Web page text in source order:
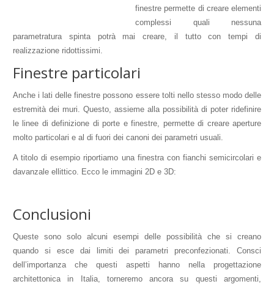
finestre permette di creare elementi
complessi quali nessuna
parametratura spinta potrà mai creare, il tutto con tempi di
realizzazione ridottissimi.
Finestre particolari
Anche i lati delle finestre possono essere tolti nello stesso modo delle
estremità dei muri. Questo, assieme alla possibilità di poter ridefinire
le linee di definizione di porte e finestre, permette di creare aperture
molto particolari e al di fuori dei canoni dei parametri usuali.
A titolo di esempio riportiamo una finestra con fianchi semicircolari e
davanzale ellittico. Ecco le immagini 2D e 3D:
Conclusioni
Queste sono solo alcuni esempi delle possibilità che si creano
quando si esce dai limiti dei parametri preconfezionati. Consci
dell’importanza che questi aspetti hanno nella progettazione
architettonica in Italia, torneremo ancora su questi argomenti,